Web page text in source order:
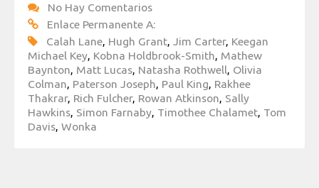
No Hay Comentarios
Enlace Permanente A:
Calah Lane, Hugh Grant, Jim Carter, Keegan
Michael Key, Kobna Holdbrook-Smith, Mathew
Baynton, Matt Lucas, Natasha Rothwell, Olivia
Colman, Paterson Joseph, Paul King, Rakhee
Thakrar, Rich Fulcher, Rowan Atkinson, Sally
Hawkins, Simon Farnaby, Timothee Chalamet, Tom
Davis, Wonka